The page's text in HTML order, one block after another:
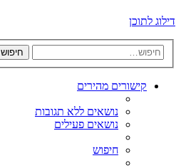
דילוג לתוכן
חיפוש
קישורים מהירים
נושאים ללא תגובות
נושאים פעילים
חיפוש